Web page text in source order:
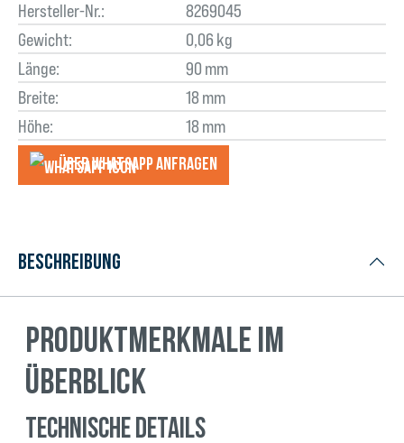
Hersteller-Nr.:
8269045
Gewicht:
0,06 kg
Länge:
90 mm
Breite:
18 mm
Höhe:
18 mm
Über WhatsApp anfragеn
Beschreibung
Produktmerkmale im
Überblick
Technische Details